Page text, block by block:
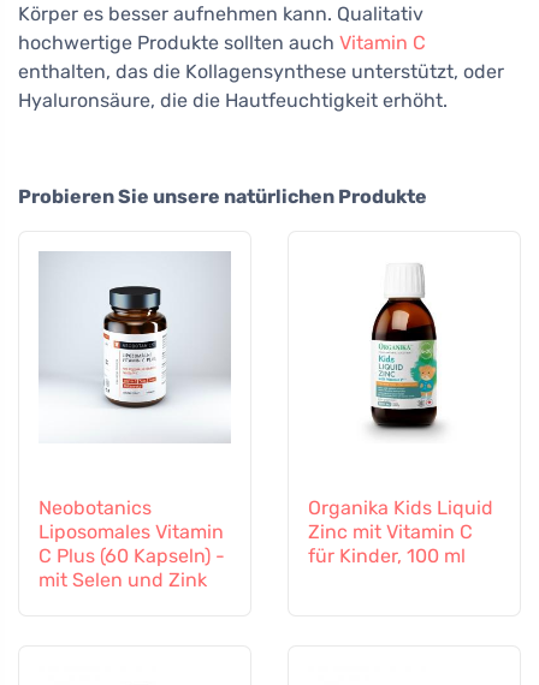
Körper es besser aufnehmen kann. Qualitativ
hochwertige Produkte sollten auch Vitamin C
enthalten, das die Kollagensynthese unterstützt, oder
Hyaluronsäure, die die Hautfeuchtigkeit erhöht.
Probieren Sie unsere natürlichen Produkte
Neobotanics
Liposomales Vitamin
C Plus (60 Kapseln) -
mit Selen und Zink
Organika Kids Liquid
Zinc mit Vitamin C
für Kinder, 100 ml